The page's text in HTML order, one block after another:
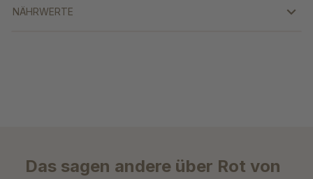
NÄHRWERTE
Das sagen andere über Rot von